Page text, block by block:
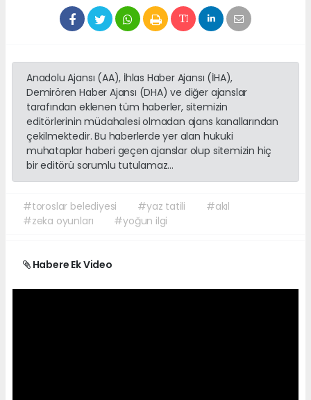
Anadolu Ajansı (AA), İhlas Haber Ajansı (İHA),
Demirören Haber Ajansı (DHA) ve diğer ajanslar
tarafından eklenen tüm haberler, sitemizin
editörlerinin müdahalesi olmadan ajans kanallarından
çekilmektedir. Bu haberlerde yer alan hukuki
muhataplar haberi geçen ajanslar olup sitemizin hiç
bir editörü sorumlu tutulamaz...
#toroslar belediyesi #yaz tatili
#akıl
#zeka oyunları
#yoğun ilgi
Habere Ek Video